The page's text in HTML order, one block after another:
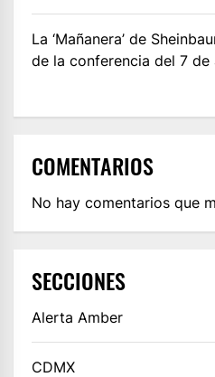
La ‘Mañanera’ de
de la conferencia del 7 de
COMENTARIOS
No hay comentarios que
SECCIONES
Alerta Amber
CDMX